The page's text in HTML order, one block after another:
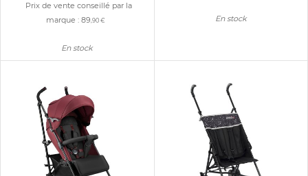
Prix de vente conseillé par la
marque :89,90 €
En stock
En stock